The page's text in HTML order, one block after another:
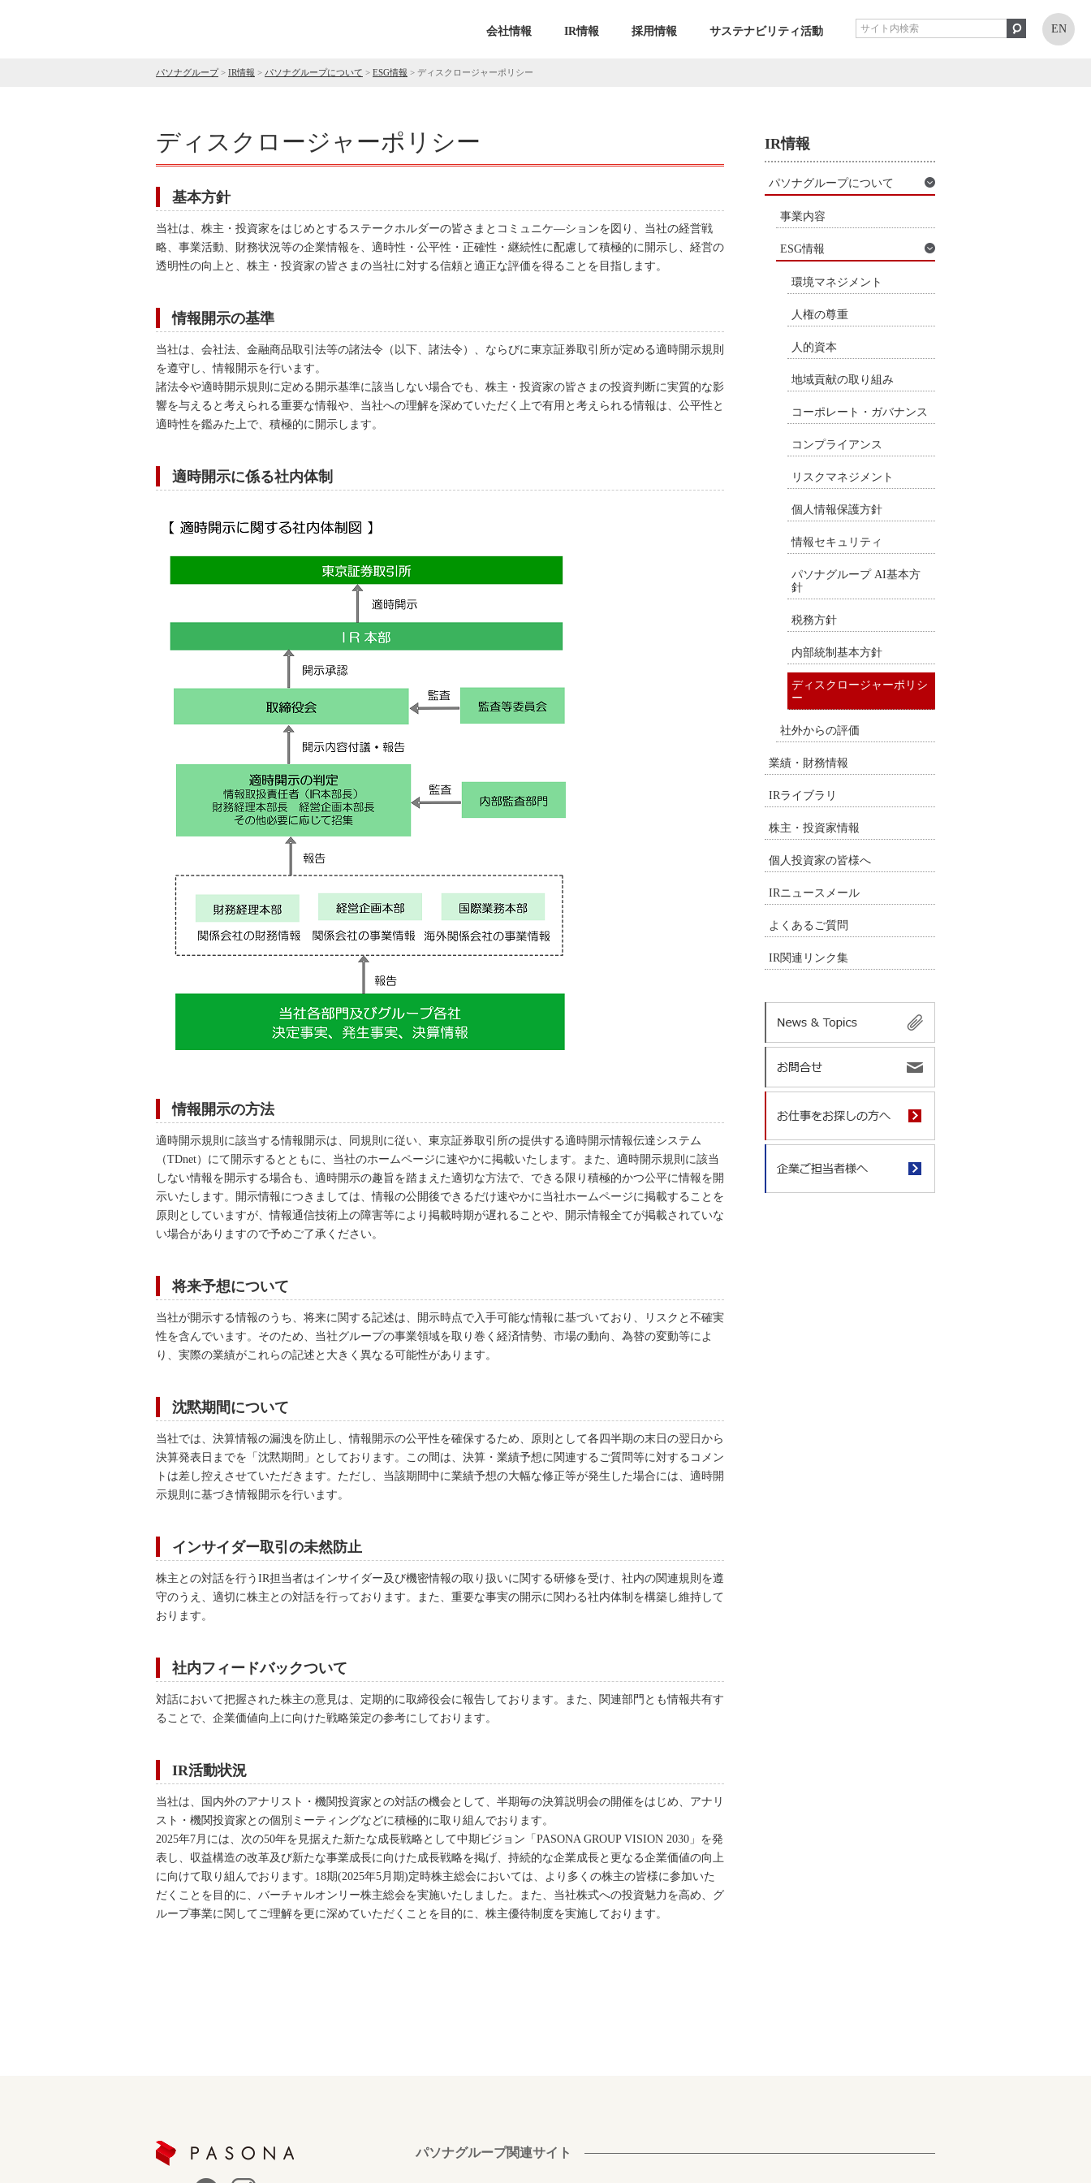
会社情報 IR情報 採用情報 サステナビリティ活動 EN
パソナグループ> IR情報 > パソナグループについて > ESG情報 > ディスクロージャーポリシー
ディスクロージャーポリシー
基本方針
当社は、株主・投資家をはじめとするステークホルダーの皆さまとコミュニケ―ションを図り、当社の経営戦
略、事業活動、財務状況等の企業情報を、適時性・公平性・正確性・継続性に配慮して積極的に開示し、経営の
透明性の向上と、株主・投資家の皆さまの当社に対する信頼と適正な評価を得ることを目指します。
情報開示の基準
当社は、会社法、金融商品取引法等の諸法令（以下、諸法令）、ならびに東京証券取引所が定める適時開示規則
を遵守し、情報開示を行います。
諸法令や適時開示規則に定める開示基準に該当しない場合でも、株主・投資家の皆さまの投資判断に実質的な影
響を与えると考えられる重要な情報や、当社への理解を深めていただく上で有用と考えられる情報は、公平性と
適時性を鑑みた上で、積極的に開示します。
適時開示に係る社内体制
情報開示の方法
適時開示規則に該当する情報開示は、同規則に従い、東京証券取引所の提供する適時開示情報伝達システム
（TDnet）にて開示するとともに、当社のホームページに速やかに掲載いたします。また、適時開示規則に該当
しない情報を開示する場合も、適時開示の趣旨を踏まえた適切な方法で、できる限り積極的かつ公平に情報を開
示いたします。開示情報につきましては、情報の公開後できるだけ速やかに当社ホームページに掲載することを
原則としていますが、情報通信技術上の障害等により掲載時期が遅れることや、開示情報全てが掲載されていな
い場合がありますので予めご了承ください。
将来予想について
当社が開示する情報のうち、将来に関する記述は、開示時点で入手可能な情報に基づいており、リスクと不確実
性を含んでいます。そのため、当社グループの事業領域を取り巻く経済情勢、市場の動向、為替の変動等によ
り、実際の業績がこれらの記述と大きく異なる可能性があります。
沈黙期間について
当社では、決算情報の漏洩を防止し、情報開示の公平性を確保するため、原則として各四半期の末日の翌日から
決算発表日までを「沈黙期間」としております。この間は、決算・業績予想に関連するご質問等に対するコメン
トは差し控えさせていただきます。ただし、当該期間中に業績予想の大幅な修正等が発生した場合には、適時開
示規則に基づき情報開示を行います。
インサイダー取引の未然防止
株主との対話を行うIR担当者はインサイダー及び機密情報の取り扱いに関する研修を受け、社内の関連規則を遵
守のうえ、適切に株主との対話を行っております。また、重要な事実の開示に関わる社内体制を構築し維持して
おります。
社内フィードバックついて
対話において把握された株主の意見は、定期的に取締役会に報告しております。また、関連部門とも情報共有す
ることで、企業価値向上に向けた戦略策定の参考にしております。
IR活動状況
当社は、国内外のアナリスト・機関投資家との対話の機会として、半期毎の決算説明会の開催をはじめ、アナリ
スト・機関投資家との個別ミーティングなどに積極的に取り組んでおります。
2025年7月には、次の50年を見据えた新たな成長戦略として中期ビジョン「PASONA GROUP VISION 2030」を発
表し、収益構造の改革及び新たな事業成長に向けた成長戦略を掲げ、持続的な企業成長と更なる企業価値の向上
に向けて取り組んでおります。18期(2025年5月期)定時株主総会においては、より多くの株主の皆様に参加いた
だくことを目的に、バーチャルオンリー株主総会を実施いたしました。また、当社株式への投資魅力を高め、グ
ループ事業に関してご理解を更に深めていただくことを目的に、株主優待制度を実施しております。
IR情報
パソナグループについて
事業内容
ESG情報
環境マネジメント
人権の尊重
人的資本
地域貢献の取り組み
コーポレート・ガバナンス
コンプライアンス
リスクマネジメント
個人情報保護方針
情報セキュリティ
パソナグループ AI基本方
針
税務方針
内部統制基本方針
ディスクロージャーポリシ
ー
社外からの評価
業績・財務情報
IRライブラリ
株主・投資家情報
個人投資家の皆様へ
IRニュースメール
よくあるご質問
IR関連リンク集
パソナグループ関連サイト